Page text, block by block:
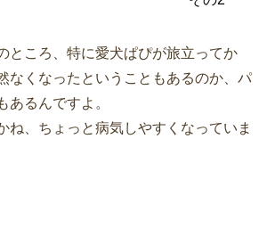
ところ、特に愛犬ぱぴが旅立ってか
なくなったということもあるのか、パ
あるんですよ。
ね、ちょっと病気しやすくなっていま